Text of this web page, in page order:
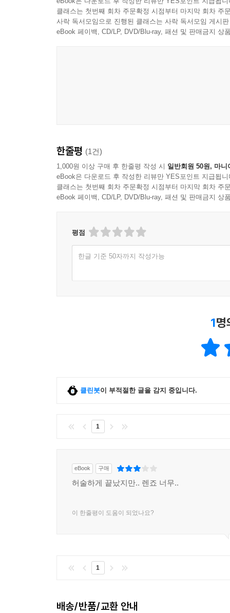
클래스는 첫번째 회차 주문확정 시점부터 마지막 회차 주
사락 독서모임으로 진행된 클래스는 사락 독서모임 게시
eBook 페이백, CD/LP, DVD/Blu-ray, 패션 및 판매금지 상
한줄평 (1건)
1,000원 이상 구매 후 한줄평 작성 시 일반회원 50원, 마니
eBook은 다운로드 후 작성한 리뷰만 YES포인트 지급됩니
클래스는 첫번째 회차 주문확정 시점부터 마지막 회차 주
eBook 페이백, CD/LP, DVD/Blu-ray, 패션 및 판매금지 상
평점
한글 기준 50자까지 작성가능
1명
클린봇이 부적절한 글을 감지 중입니다.
1
eBook 구매
허술하게 끝났지만.. 렌죠 너무..
이 한줄평이 도움이 되었나요?
1
배송/반품/교환 안내